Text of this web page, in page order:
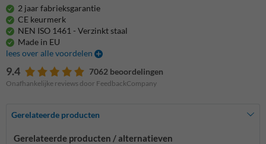
2 jaar fabrieksgarantie
CE keurmerk
NEN ISO 1461 - Verzinkt staal
Made in EU
lees over alle voordelen
9.4 7062 beoordelingen
Onafhankelijke reviews door FeedbackCompany
Gerelateerde producten
Gerelateerde producten / alternatieven